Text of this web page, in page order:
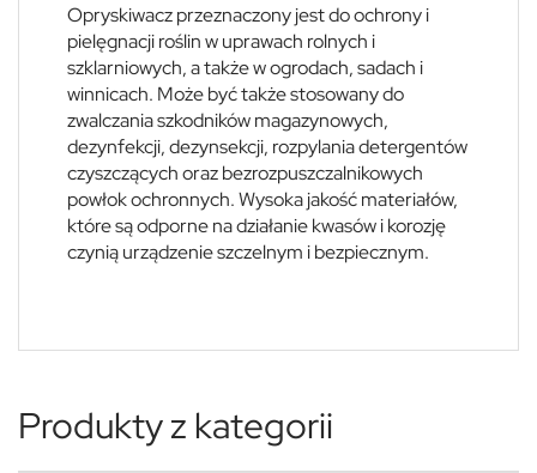
Opryskiwacz przeznaczony jest do ochrony i
pielęgnacji roślin w uprawach rolnych i
szklarniowych, a także w ogrodach, sadach i
winnicach. Może być także stosowany do
zwalczania szkodników magazynowych,
dezynfekcji, dezynsekcji, rozpylania detergentów
czyszczących oraz bezrozpuszczalnikowych
powłok ochronnych. Wysoka jakość materiałów,
które są odporne na działanie kwasów i korozję
czynią urządzenie szczelnym i bezpiecznym.
Produkty z kategorii